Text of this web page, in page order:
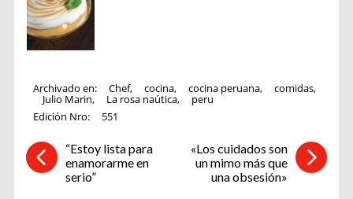
Archivado en: Chef, cocina, cocina peruana, comidas,
Julio Marin, La rosa naútica,
peru
Edición Nro:
551
“Estoy lista para
enamorarme en
serio”
«Los cuidados son
un mimo más que
una obsesión»